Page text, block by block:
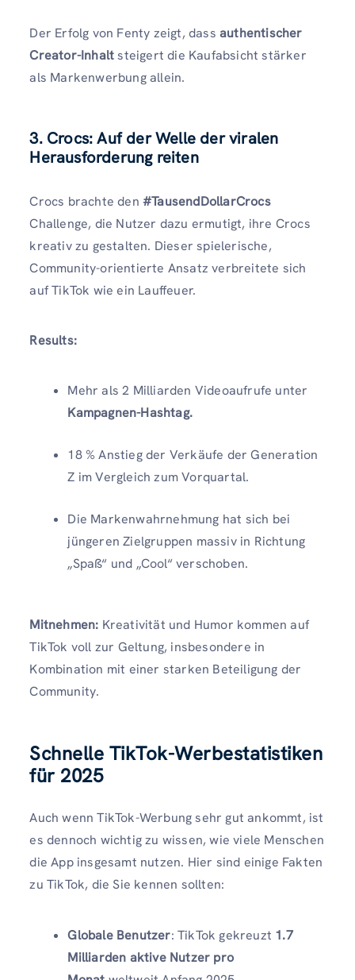
Der Erfolg von Fenty zeigt, dass authentischer
Creator-Inhaltsteigert die Kaufabsicht stärker
als Markenwerbung allein.
3. Crocs: Auf der Welle der viralen
Herausforderung reiten
Crocs brachte den #TausendDollarCrocs
Challenge, die Nutzer dazu ermutigt, ihre Crocs
kreativ zu gestalten. Dieser spielerische,
Community-orientierte Ansatz verbreitete sich
auf TikTok wie ein Lauffeuer.
Results:
Mehr als 2 Milliarden Videoaufrufe unter
Kampagnen-Hashtag.
18 % Anstieg der Verkäufe der Generation
Z im Vergleich zum Vorquartal.
Die Markenwahrnehmung hat sich bei
jüngeren Zielgruppen massiv in Richtung
„Spaß“ und „Cool“ verschoben.
Mitnehmen: Kreativität und Humor kommen auf
TikTok voll zur Geltung, insbesondere in
Kombination mit einer starken Beteiligung der
Community.
Schnelle TikTok-Werbestatistiken
für 2025
Auch wenn TikTok-Werbung sehr gut ankommt, ist
es dennoch wichtig zu wissen, wie viele Menschen
die App insgesamt nutzen. Hier sind einige Fakten
zu TikTok, die Sie kennen sollten:
Globale Benutzer: TikTok gekreuzt 1.7
Milliarden aktive Nutzer pro